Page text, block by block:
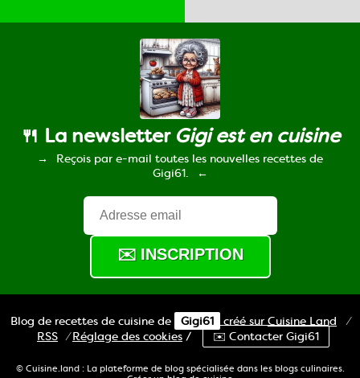
🍴 La newsletter Gigi est en cuisine
Reçois par e-mail toutes les nouvelles recettes de
Gigi61.
Blog de recettes de cuisine de Gigi61 créé sur Cuisine Land
⁄
RSS ⁄Réglage des cookies / ✉️ Contacter Gigi61
© Cuisine.land : La plateforme de blog spécialisée dans les blogs culinaires.